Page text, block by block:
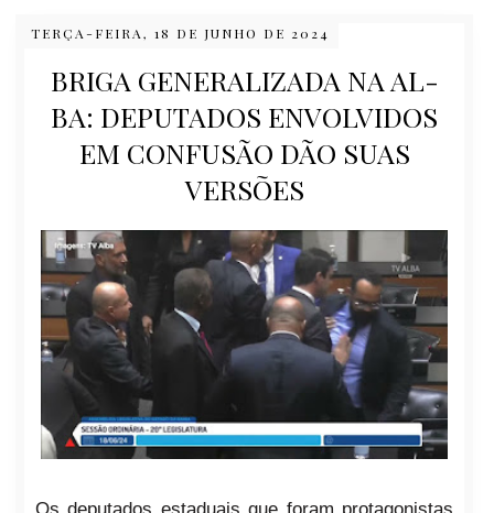
TERÇA-FEIRA, 18 DE JUNHO DE 2024
BRIGA GENERALIZADA NA AL-
BA: DEPUTADOS ENVOLVIDOS
EM CONFUSÃO DÃO SUAS
VERSÕES